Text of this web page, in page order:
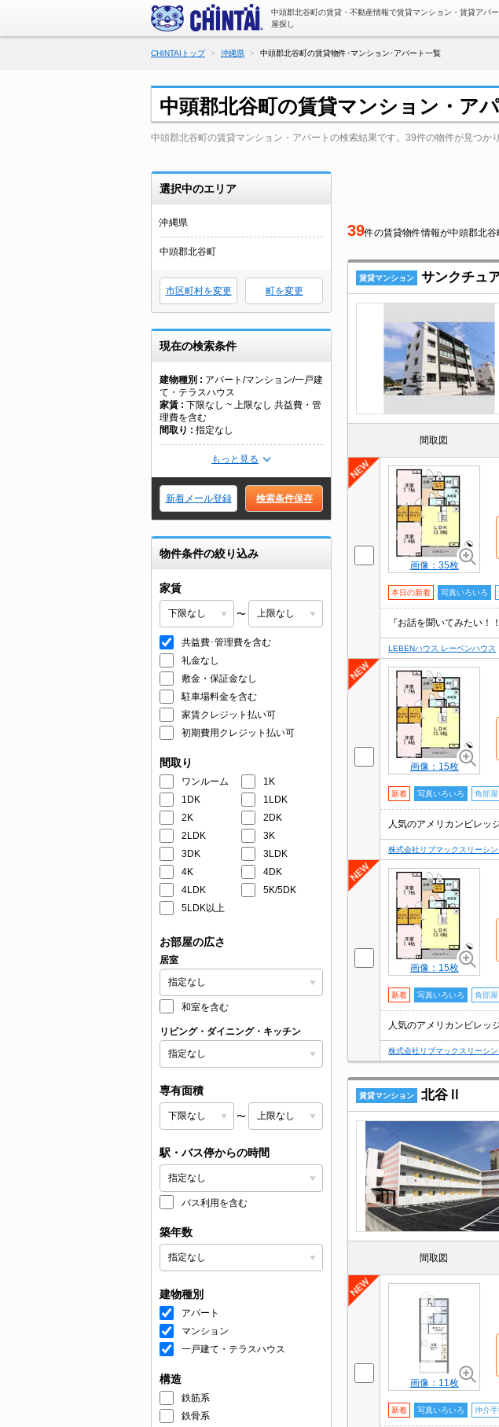
中頭郡北谷町の賃貸・不動産情報で賃貸マンション・賃貸アパ
屋探し
CHINTAIトップ 沖縄県 中頭郡北谷町の賃貸物件･マンション･アパート一覧
中頭郡北谷町の賃貸マンション・ア
中頭郡北谷町の賃貸マンション・アパートの検索結果です。39件の物件が見つか
選択中のエリア
沖縄県
中頭郡北谷町
市区町村を変更 町を変更
現在の検索条件
建物種別
アパート/マンション/一戸建
て・テラスハウス
家賃
下限なし ~ 上限なし 共益費・管
理費を含む
間取り
指定なし
もっと見る
新着メール登録 検索条件保存
物件条件の絞り込み
家賃
〜
共益費･管理費を含む
礼金なし
敷金・保証金なし
駐車場料金を含む
家賃クレジット払い可
初期費用クレジット払い可
間取り
ワンルーム
1K
1DK
1LDK
2K
2DK
2LDK
3K
3DK
3LDK
4K
4DK
4LDK
5K/5DK
5LDK以上
お部屋の広さ
居室
和室を含む
リビング・ダイニング・キッチン
専有面積
〜
駅・バス停からの時間
バス利用を含む
築年数
建物種別
アパート
マンション
一戸建て・テラスハウス
構造
鉄筋系
鉄骨系
39件の賃貸物件情報が中頭郡北
賃貸マンション サンクチュ
間取図
画像：35枚
本日の新着 写真いろいろ
『お話を聞いてみたい！
LEBENハウス レーベンハウス
画像：15枚
新着 写真いろいろ 角部屋
株式会社リブマックスリーシ
画像：15枚
新着 写真いろいろ 角部屋
株式会社リブマックスリーシ
賃貸マンション 北谷Ⅱ
間取図
画像：11枚
新着 写真いろいろ 仲介